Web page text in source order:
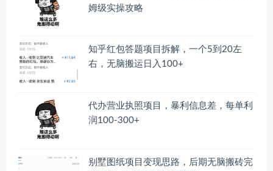
姆级实操攻略
知乎红包答题项目拆解，一个5到20左
右，无脑搬运日入100+
代办营业执照项目，暴利信息差，每单利
润100-300+
别墅图纸项目变现思路，后期无脑搬砖完